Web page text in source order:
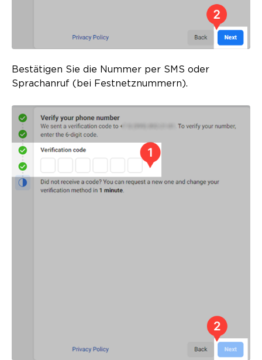
Bestätigen Sie die Nummer per SMS oder
Sprachanruf (bei Festnetznummern).